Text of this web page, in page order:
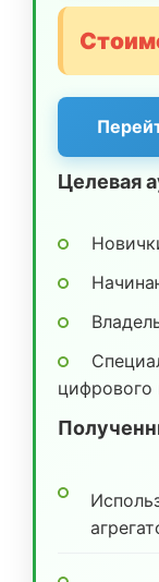
Целевая
цифрового